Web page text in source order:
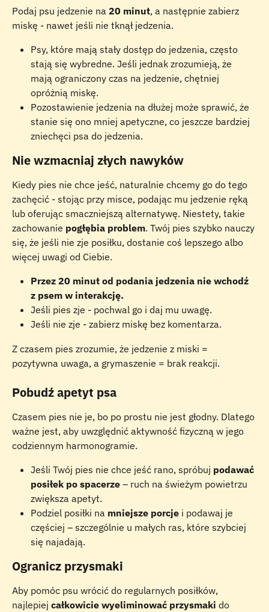
Podaj psu jedzenie na 20 minut, a następnie zabierz
miskę - nawet jeśli nie tknął jedzenia.
Psy, które mają stały dostęp do jedzenia, często
stają się wybredne. Jeśli jednak zrozumieją, że
mają ograniczony czas na jedzenie, chętniej
opróżnią miskę.
Pozostawienie jedzenia na dłużej może sprawić, że
stanie się ono mniej apetyczne, co jeszcze bardziej
zniechęci psa do jedzenia.
Nie wzmacniaj złych nawyków
Kiedy pies nie chce jeść, naturalnie chcemy go do tego
zachęcić - stojąc przy misce, podając mu jedzenie ręką
lub oferując smaczniejszą alternatywę. Niestety, takie
zachowanie pogłębia problem. Twój pies szybko nauczy
się, że jeśli nie zje posiłku, dostanie coś lepszego albo
więcej uwagi od Ciebie.
Przez 20 minut od podania jedzenia nie wchodź
z psem w interakcję.
Jeśli pies zje - pochwal go i daj mu uwagę.
Jeśli nie zje - zabierz miskę bez komentarza.
Z czasem pies zrozumie, że jedzenie z miski =
pozytywna uwaga, a grymaszenie = brak reakcji.
Pobudź apetyt psa
Czasem pies nie je, bo po prostu nie jest głodny. Dlatego
ważne jest, aby uwzględnić aktywność fizyczną w jego
codziennym harmonogramie.
Jeśli Twój pies nie chce jeść rano, spróbuj podawać
posiłek po spacerze – ruch na świeżym powietrzu
zwiększa apetyt.
Podziel posiłki na mniejsze porcje i podawaj je
częściej – szczególnie u małych ras, które szybciej
się najadają.
Ogranicz przysmaki
Aby pomóc psu wrócić do regularnych posiłków,
najlepiej całkowicie wyeliminować przysmaki do